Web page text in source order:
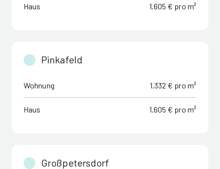
Haus 1.605 € pro m²
Pinkafeld
Wohnung 1.332 € pro m²
Haus 1.605 € pro m²
Großpetersdorf